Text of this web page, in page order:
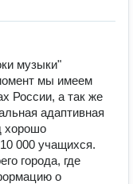
музыки"
мы имеем
России, а так же
адаптивная
хорошо
000 учащихся.
города, где
о